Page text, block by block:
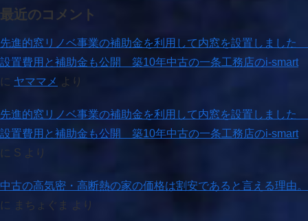
最近のコメント
先進的窓リノベ事業の補助金を利用して内窓を設置しました
設置費用と補助金も公開 築10年中古の一条工務店のi-smart
に ヤママメ より
先進的窓リノベ事業の補助金を利用して内窓を設置しました
設置費用と補助金も公開 築10年中古の一条工務店のi-smart
に S より
中古の高気密・高断熱の家の価格は割安であると言える理由。
に
まちょぐま より